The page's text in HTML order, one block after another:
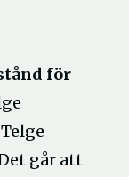
för
går att